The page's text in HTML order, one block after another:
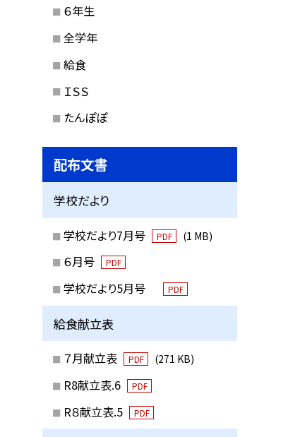
６年生
全学年
給食
ＩＳＳ
たんぽぽ
配布文書
学校だより
学校だより7月号 PDF (1 MB)
６月号 PDF
学校だより5月号 PDF
給食献立表
７月献立表 PDF (271 KB)
R8献立表.6 PDF
R８献立表.5 PDF